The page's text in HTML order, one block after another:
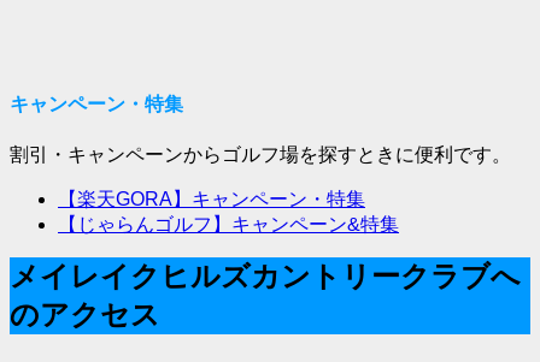
キャンペーン・特集
割引・キャンペーンからゴルフ場を探すときに便利です。
【楽天GORA】キャンペーン・特集
【じゃらんゴルフ】キャンペーン&特集
メイレイクヒルズカントリークラブへ
のアクセス